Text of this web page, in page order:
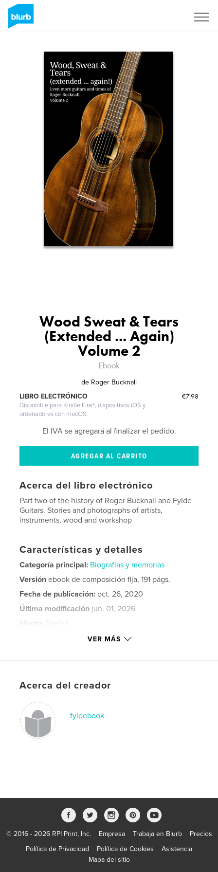
Wood Sweat & Tears
(Extended ... Again)
Volume 2
Ebook
de Roger Bucknall
€7.98
LIBRO ELECTRÓNICO
Disponible para Kindle Fire®, dispositivos iOS y
ordenadores con macOS.
El IVA se agregará al finalizar el pedido.
Acerca del libro electrónico
Part two of the history of Roger Bucknall and Fylde
Guitars. Stories and photographs of artists,
instruments, wood and workshop
Características y detalles
Categoría principal: Biografías y memorias
Versión ebook de composición fija, 191 págs.
Fecha de publicación: oct. 26, 2020
Última modificación jun. 01, 2026
Idioma
English
Fylde Guitars; Craftsmanship; Music; Acoustic Guitars; steel
hand made; Tonewoods; Musicians; Folk Music; exotic wood;
mandola
, bouzouki
VER MÁS
Acerca del creador
fyldebook
© 2016 - 2026 RPI Print, Inc. Empresa Trabaja en Blurb
Precios
Política de Privacidad
Política de Cookies
Asistencia
Mapa del sitio